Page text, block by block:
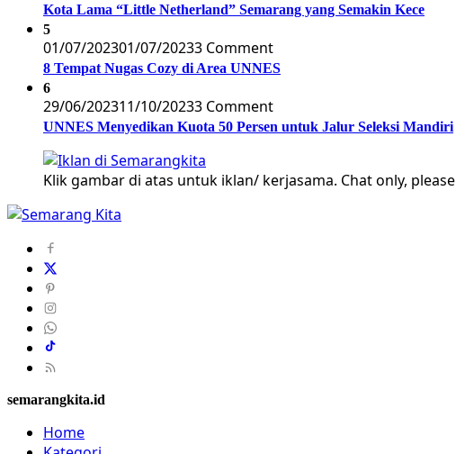
Kota Lama “Little Netherland” Semarang yang Semakin Kece
5
01/07/202301/07/20233 Comment
8 Tempat Nugas Cozy di Area UNNES
6
29/06/202311/10/20233 Comment
UNNES Menyedikan Kuota 50 Persen untuk Jalur Seleksi Mandiri
Klik gambar di atas untuk iklan/ kerjasama. Chat only, please
semarangkita.id
Home